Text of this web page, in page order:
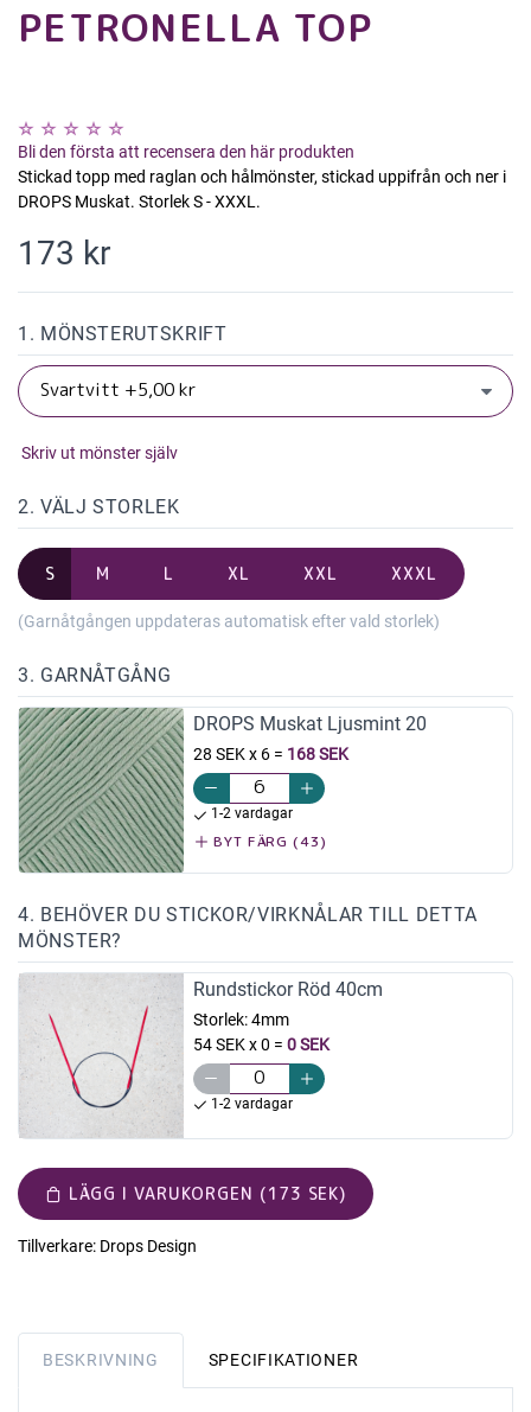
PETRONELLA TOP
Bli den första att recensera den här produkten
Stickad topp med raglan och hålmönster, stickad uppifrån och ner i
DROPS Muskat. Storlek S - XXXL.
173 kr
1. MÖNSTERUTSKRIFT
Skriv ut mönster själv
2. VÄLJ STORLEK
S M L XL XXL XXXL
(Garnåtgången uppdateras automatisk efter vald storlek)
3. GARNÅTGÅNG
DROPS Muskat Ljusmint 20
28 SEK x 6= 168 SEK
1-2 vardagar
BYT FÄRG (43)
4. BEHÖVER DU STICKOR/VIRKNÅLAR TILL DETTA
MÖNSTER?
Rundstickor Röd 40cm
Storlek:4mm
54 SEK x 0 = 0 SEK
1-2 vardagar
LÄGG I VARUKORGEN (173 SEK)
Tillverkare: Drops Design
BESKRIVNING SPECIFIKATIONER